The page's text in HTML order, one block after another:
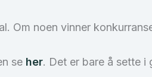
Om noen vinner
se her. Det er bare å sette i